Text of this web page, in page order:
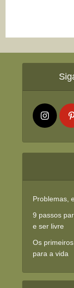
Problemas,
9 passos
e ser livre
Os
para a vida